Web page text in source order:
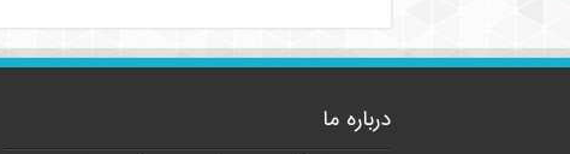
درباره ما